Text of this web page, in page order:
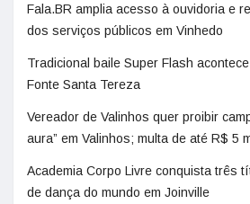
Fala.BR amplia acesso à ouvidoria e
dos serviços públicos em Vinhedo
Tradicional baile Super Flash
Fonte Santa Tereza
Vereador de Valinhos quer proibir
aura” em Valinhos; multa de até R$ 5
Academia Corpo Livre conquista três
de dança do mundo em Joinville